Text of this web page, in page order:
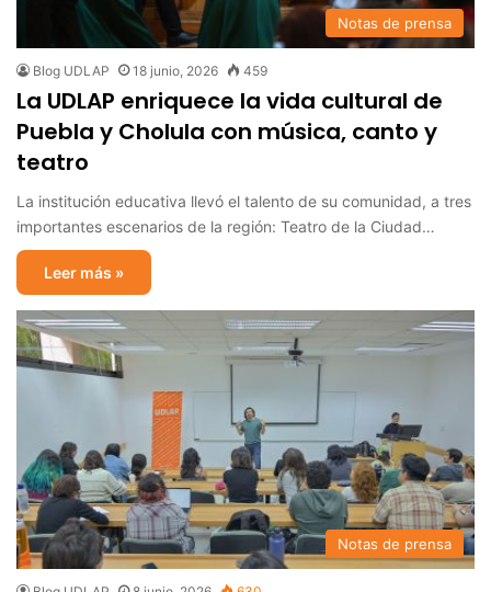
Notas de prensa
Blog UDLAP 18 junio, 2026 459
La UDLAP enriquece la vida cultural de
Puebla y Cholula con música, canto y
teatro
La institución educativa llevó el talento de su comunidad, a tres
importantes escenarios de la región: Teatro de la Ciudad…
Leer más »
Notas de prensa